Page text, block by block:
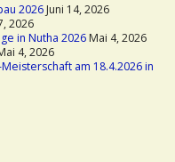
2026Juni 14, 2026
2026
in Nutha 2026Mai 4, 2026
4, 2026
am 18.4.2026 in